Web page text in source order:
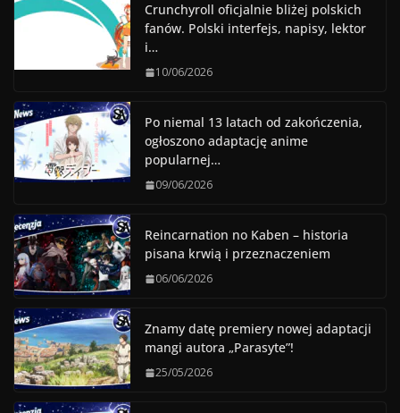
Crunchyroll oficjalnie bliżej polskich
fanów. Polski interfejs, napisy, lektor
i…
10/06/2026
Po niemal 13 latach od zakończenia,
ogłoszono adaptację anime
popularnej…
09/06/2026
Reincarnation no Kaben – historia
pisana krwią i przeznaczeniem
06/06/2026
Znamy datę premiery nowej adaptacji
mangi autora „Parasyte”!
25/05/2026